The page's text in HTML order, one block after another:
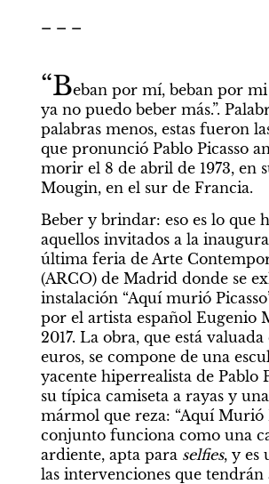
“Beban por mí, beban por
ya no puedo beber más.”.
palabras menos, estas fueron
que pronunció Pablo Picasso
morir el 8 de abril de 1973, en
Mougin, en el sur de Francia.
Beber y brindar: eso es lo que
aquellos invitados a la
última feria de Arte
(ARCO) de Madrid donde se
instalación “Aquí murió
por el artista español Eugenio
2017. La obra, que está
euros, se compone de una
yacente hiperrealista de Pablo
su típica camiseta a rayas y
mármol que reza: “Aquí Murió
conjunto funciona como una
ardiente, apta para selfies, y es
las intervenciones que tendrán